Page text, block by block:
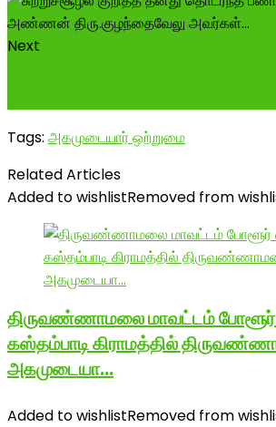
Next
Tags: அகமுடையார் ஒற்றுமை
Related Articles
Added to wishlistRemoved from
திருவண்ணாமலை மாவட்டம்
கஸ்தம்பாடி கிராமத்தில்
அகமுடையா…
Added to wishlistRemoved from